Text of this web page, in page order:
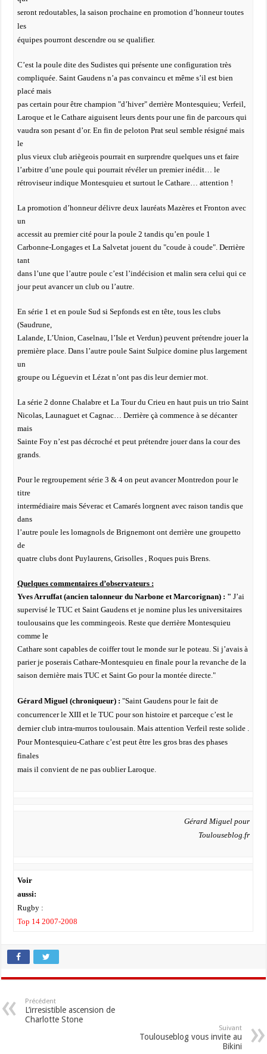
seront redoutables, la saison prochaine en promotion d’honneur toutes
les
équipes pourront descendre ou se qualifier.
C’est la poule dite des Sudistes qui présente une configuration très
compliquée. Saint Gaudens n’a pas convaincu et même s’il est bien
placé mais
pas certain pour être champion "d’hiver" derrière Montesquieu; Verfeil,
Laroque et le Cathare aiguisent leurs dents pour une fin de parcours qui
vaudra son pesant d’or. En fin de peloton Prat seul semble résigné mais
le
plus vieux club ariègeois pourrait en surprendre quelques uns et faire
l’arbitre d’une poule qui pourrait révéler un premier inédit… le
rétroviseur indique Montesquieu et surtout le Cathare… attention !
La promotion d’honneur délivre deux lauréats Mazères et Fronton avec
un
accessit au premier cité pour la poule 2 tandis qu’en poule 1
Carbonne-Longages et La Salvetat jouent du "coude à coude". Derrière
tant
dans l’une que l’autre poule c’est l’indécision et malin sera celui qui ce
jour peut avancer un club ou l’autre.
En série 1 et en poule Sud si Sepfonds est en tête, tous les clubs
(Saudrune,
Lalande, L’Union, Caselnau, l’Isle et Verdun) peuvent prétendre jouer la
première place. Dans l’autre poule Saint Sulpice domine plus largement
un
groupe ou Léguevin et Lézat n’ont pas dis leur dernier mot.
La série 2 donne Chalabre et La Tour du Crieu en haut puis un trio Saint
Nicolas, Launaguet et Cagnac… Derrière çà commence à se décanter
mais
Sainte Foy n’est pas décroché et peut prétendre jouer dans la cour des
grands.
Pour le regroupement série 3 & 4 on peut avancer Montredon pour le
titre
intermédiaire mais Séverac et Camarés lorgnent avec raison tandis que
dans
l’autre poule les lomagnols de Brignemont ont derrière une groupetto
de
quatre clubs dont Puylaurens, Grisolles , Roques puis Brens.
Quelques commentaires d’observateurs :
Yves Arruffat (ancien talonneur du Narbone et Marcorignan) : " J’ai
supervisé le TUC et Saint Gaudens et je nomine plus les universitaires
toulousains que les commingeois. Reste que derrière Montesquieu
comme le
Cathare sont capables de coiffer tout le monde sur le poteau. Si j’avais à
parier je poserais Cathare-Montesquieu en finale pour la revanche de la
saison dernière mais TUC et Saint Go pour la montée directe."
Gérard Miguel (chroniqueur) : "Saint Gaudens pour le fait de
concurrencer le XIII et le TUC pour son histoire et parceque c’est le
dernier club intra-murros toulousain. Mais attention Verfeil reste solide .
Pour Montesquieu-Cathare c’est peut être les gros bras des phases
finales
mais il convient de ne pas oublier Laroque.
Gérard Miguel pour
Toulouseblog.fr
Voir
aussi:
Rugby :
Top 14 2007-2008
Précédent
L’irresistible ascension de
Charlotte Stone
Suivant
Toulouseblog vous invite au
Bikini